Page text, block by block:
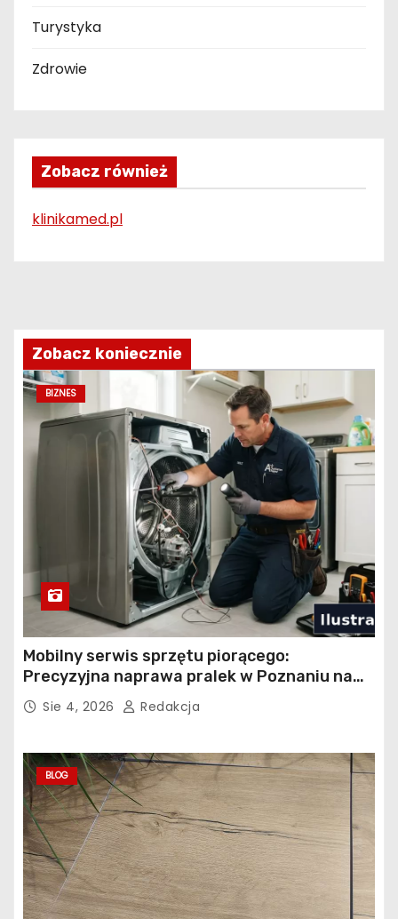
Turystyka
Zdrowie
Zobacz również
klinikamed.pl
Zobacz koniecznie
BIZNES
Mobilny serwis sprzętu piorącego:
Precyzyjna naprawa pralek w Poznaniu na
Piątkowie
Sie 4, 2026 Redakcja
BLOG